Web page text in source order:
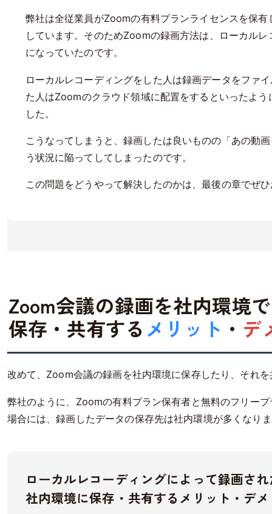
弊社は全従業員がZoomの有料プランライセンスを保
しています。そのためZoomの録画方法は、ローカル
になっていたのです。
ローカルレコーディングをした人は録画データをファ
た人はZoomのクラウド領域に配置をするといったよ
した。
こうなってしまうと、録画したは良いものの「あの動
う状況に陥ってしてしまったのです。
この問題をどうやって解決したのかは、最後の章でぜ
Zoom会議の録画を社内環境で
保存・共有する メリット ・ デ
改めて、Zoom会議の録画を社内環境に保存したり、それ
弊社のように、Zoomの有料プラン保有者と無料のフリー
場合には、録画したデータの保存先は社内環境が多くなり
ローカルレコーディングによって録画さ
社内環境に保存・共有するメリット・デ